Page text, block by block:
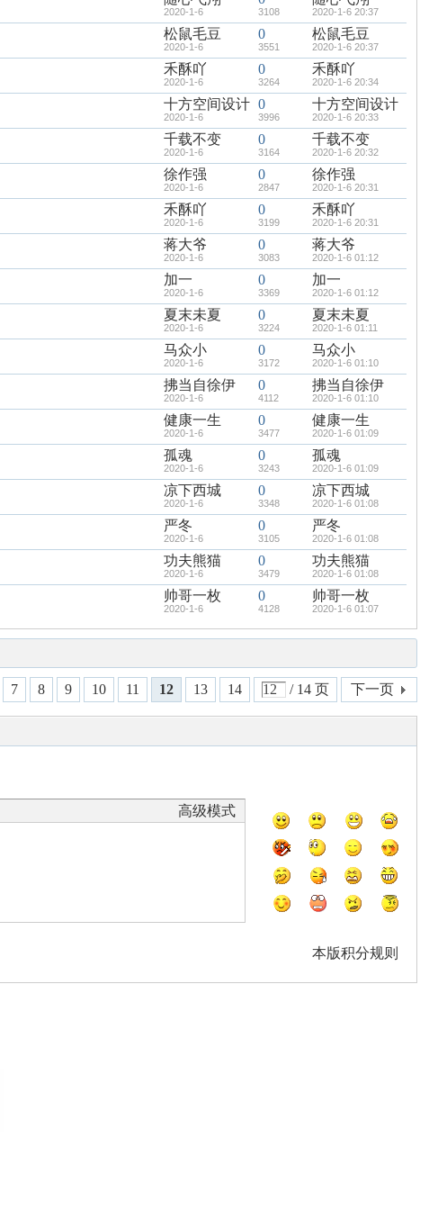
2020-1-6 3108 2020-1-6 20:37
松鼠毛豆
2020-1-6
0
3551
松鼠毛豆
2020-1-6 20:37
禾酥吖
2020-1-6
0
3264
禾酥吖
2020-1-6 20:34
十方空间设计
2020-1-6
0
3996
十方空间设计
2020-1-6 20:33
千载不变
2020-1-6
0
3164
千载不变
2020-1-6 20:32
徐作强
2020-1-6
0
2847
徐作强
2020-1-6 20:31
禾酥吖
2020-1-6
0
3199
禾酥吖
2020-1-6 20:31
蒋大爷
2020-1-6
0
3083
蒋大爷
2020-1-6 01:12
加一
2020-1-6
0
3369
加一
2020-1-6 01:12
夏末未夏
2020-1-6
0
3224
夏末未夏
2020-1-6 01:11
马众小
2020-1-6
0
3172
马众小
2020-1-6 01:10
拂当自徐伊
2020-1-6
0
4112
拂当自徐伊
2020-1-6 01:10
健康一生
2020-1-6
0
3477
健康一生
2020-1-6 01:09
孤魂
2020-1-6
0
3243
孤魂
2020-1-6 01:09
凉下西城
2020-1-6
0
3348
凉下西城
2020-1-6 01:08
严冬
2020-1-6
0
3105
严冬
2020-1-6 01:08
功夫熊猫
2020-1-6
0
3479
功夫熊猫
2020-1-6 01:08
帅哥一枚
2020-1-6
0
4128
帅哥一枚
2020-1-6 01:07
7 8 9 10 11 12 13 14 / 14 页 下一页
高级模式
本版积分规则